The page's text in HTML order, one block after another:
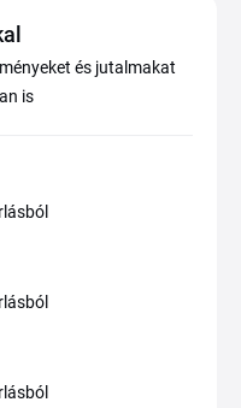
és jutalmakat
is